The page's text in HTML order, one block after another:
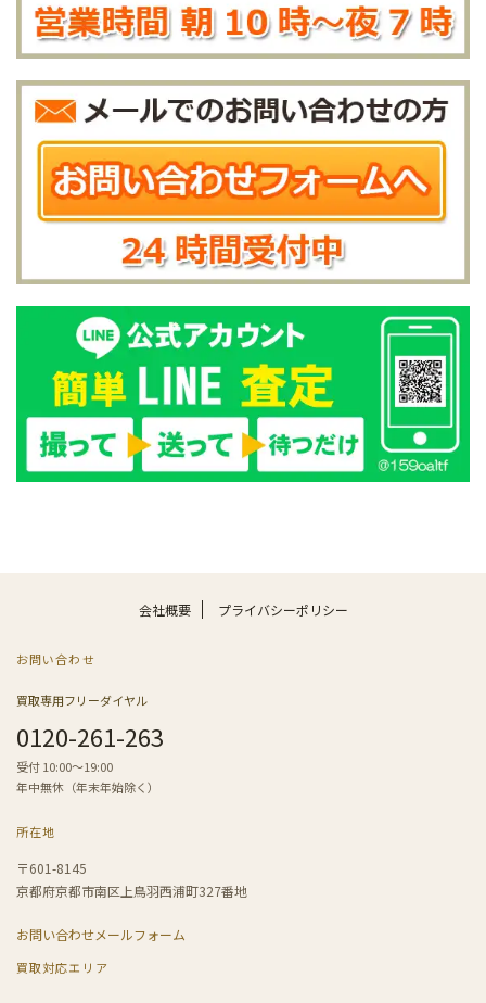
会社概要 プライバシーポリシー
お問い合わせ
買取専用フリーダイヤル
0120-261-263
受付 10:00〜19:00
年中無休（年末年始除く）
所在地
〒601-8145
京都府京都市南区上鳥羽西浦町327番地
お問い合わせメールフォーム
買取対応エリア